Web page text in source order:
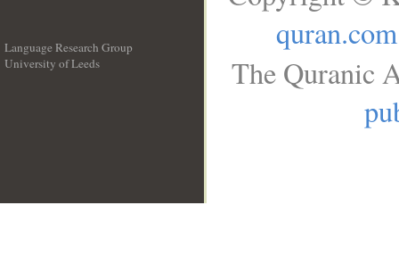
Language Research Group
University of Leeds
quran.com
The Quranic